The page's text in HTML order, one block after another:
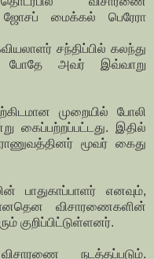
மைக்கல் பெரேரா
சந்திப்பில் கலந்து
போதே அவர் இவ்வாறு
முறையில் போலி
இதில்
மூவர் கைது
பாதுகாப்பாளர் எனவும்,
விசாரணைகளின்
குறிப்பிட்டுள்ளனர்.
நடத்தப்படும்.